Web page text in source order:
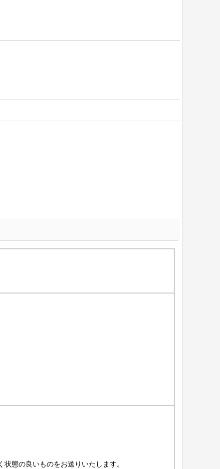
態の良いものをお送りいたします。